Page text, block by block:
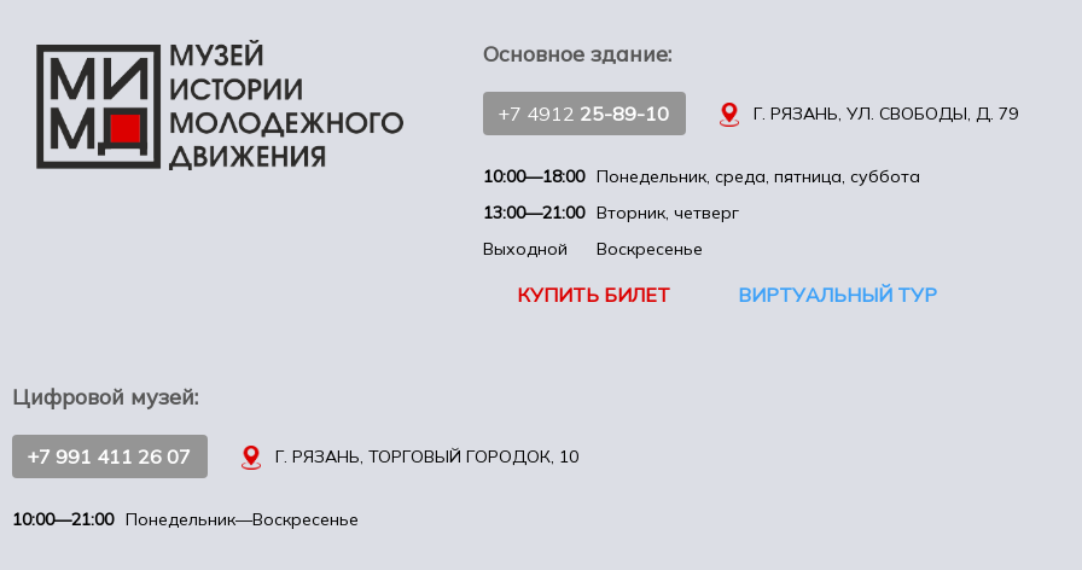
Основное здание:
+7 4912 25-89-10 Г. РЯЗАНЬ, УЛ. СВОБОДЫ, Д. 79
10:00—18:00 Понедельник, среда, пятница, суббота
13:00—21:00 Вторник, четверг
Выходной
Воскресенье
КУПИТЬ БИЛЕТ ВИРТУАЛЬНЫЙ ТУР
Цифровой музей:
+7 991 411 26 07 Г. РЯЗАНЬ, ТОРГОВЫЙ ГОРОДОК, 10
10:00—21:00 Понедельник—Воскресенье